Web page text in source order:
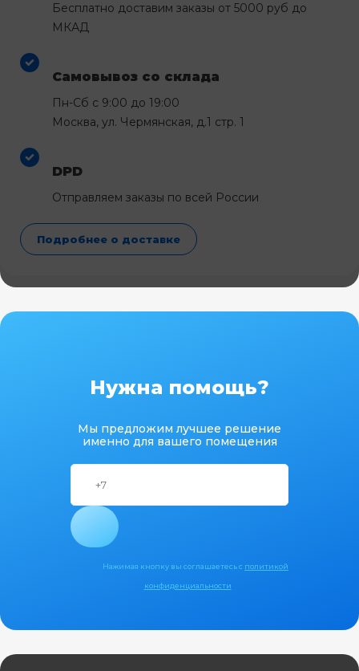
Бесплатно доставим заказы от 5000 руб до
МКАД
Самовывоз со склада
Пн-Сб с 9:00 до 19:00
Москва, ул. Чермянская, д.1 стр. 1
DPD
Отправляем заказы по всей России
Подробнее о доставке
Нужна помощь?
Мы предложим лучшее решение
именно для вашего помещения
Нажимая кнопку вы соглашаетесь с политикой
конфиденциальности